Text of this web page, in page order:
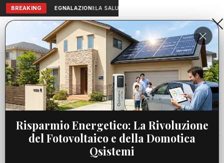
BREAKING SEGNALAZIONI:LA SALUTE A PORTATA DI MANO:
Aranova • NET
PORTALE UTILE AL TERRITORIO
Home
Cronaca
Viabilità
Cronaca Consorzio Industriale, Mari (FDI): “Regione...
CRONACA
Consorzio Industriale, Mari (FDI):
“Regione Lazio protagonista della
programmazione”
Risparmio Energetico: La Rivoluzione
del Fotovoltaico e della Domotica
Qsistemi